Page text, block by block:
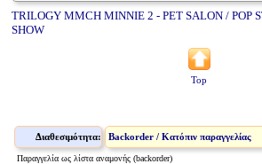
TRILOGY MMCH MINNIE 2 - PET SALON / POP
SHOW
Top
Διαθεσιμότητα: Backorder / Κατόπιν παραγγελίας
Παραγγελία ως λίστα αναμονής (backorder)